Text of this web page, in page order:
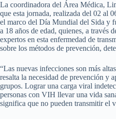
La coordinadora del Área Médica,
que esta jornada, realizada del 02 al
el marco del Día Mundial del Sida y
a 18 años de edad, quienes, a través
expertos en esta enfermedad de
sobre los métodos de prevención,
“Las nuevas infecciones son más
resalta la necesidad de prevención y
grupos. Lograr una carga viral
personas con VIH llevar una vida
significa que no pueden transmitir el